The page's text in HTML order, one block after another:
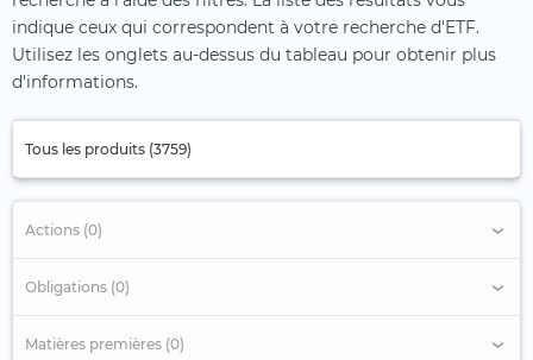
indique ceux qui correspondent à votre recherche d'ETF.
Utilisez les onglets au-dessus du tableau pour obtenir plus
d'informations.
Tous les produits (3759)
Actions (0)
Obligations (0)
Matières premières (0)